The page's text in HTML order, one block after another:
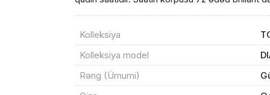
Kolleksiya
Kolleksiya model
Rəng (Ümumi)